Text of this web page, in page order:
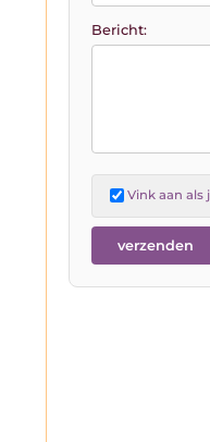
Bericht:
Vink aan als